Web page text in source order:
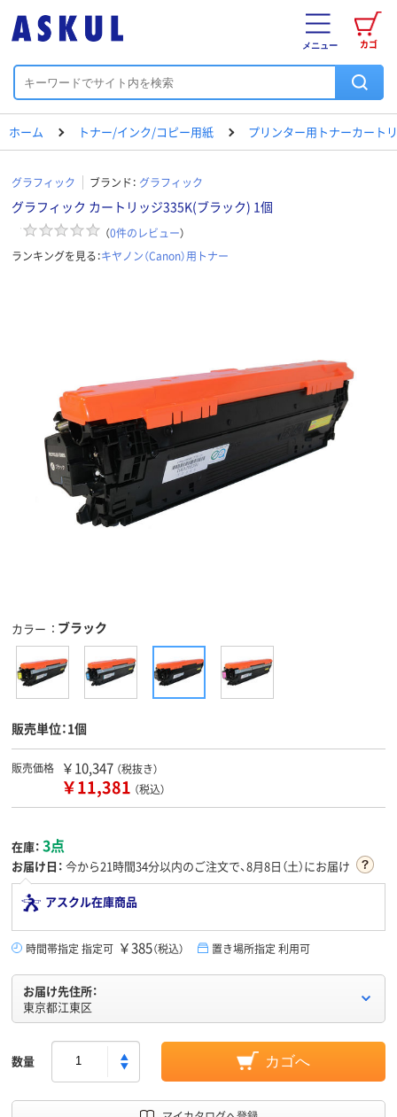
カゴ
メニュー
ホーム トナー/インク/コピー用紙 プリンター用トナーカート
グラフィック ブランド： グラフィック
グラフィック カートリッジ335K(ブラック) 1個
（0件のレビュー）
ランキングを見る：キヤノン（Canon）用トナー
カラー ブラック
販売単位：1個
販売価格 ￥10,347 （税抜き）
￥11,381 （税込）
在庫： 3点
お届け日： 今から21時間34分以内のご注文で、8月8日（土）にお届け
アスクル在庫商品
時間帯指定 指定可 ￥385（税込） 置き場所指定 利用可
お届け先住所：
東京都江東区
数量 カゴへ